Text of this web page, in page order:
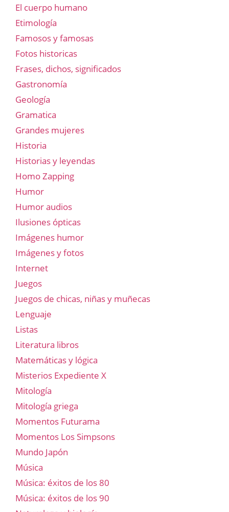
El cuerpo humano
Etimología
Famosos y famosas
Fotos historicas
Frases, dichos, significados
Gastronomía
Geología
Gramatica
Grandes mujeres
Historia
Historias y leyendas
Homo Zapping
Humor
Humor audios
Ilusiones ópticas
Imágenes humor
Imágenes y fotos
Internet
Juegos
Juegos de chicas, niñas y muñecas
Lenguaje
Listas
Literatura libros
Matemáticas y lógica
Misterios Expediente X
Mitología
Mitología griega
Momentos Futurama
Momentos Los Simpsons
Mundo Japón
Música
Música: éxitos de los 80
Música: éxitos de los 90